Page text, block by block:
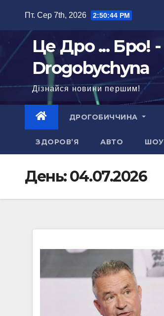
Пт. Сер 7th, 2026 2:50:45 PM
Це Дро ... Бро! -
Drogobychyna
Дізнайся новини першим!
ДРОГОБИЧЧИНА
ЗДОРОВ’Я АВТО ШОУ
День:04.07.2026